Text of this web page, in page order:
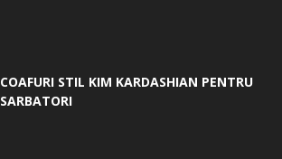
COAFURI STIL KIM KARDASHIAN PENTRU
SARBATORI